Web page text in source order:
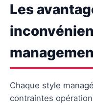
Les
Chaque style
contraintes